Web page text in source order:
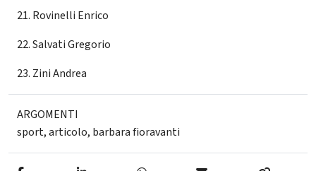
21. Rovinelli Enrico
22. Salvati Gregorio
23. Zini Andrea
ARGOMENTI
sport,articolo, barbara fioravanti